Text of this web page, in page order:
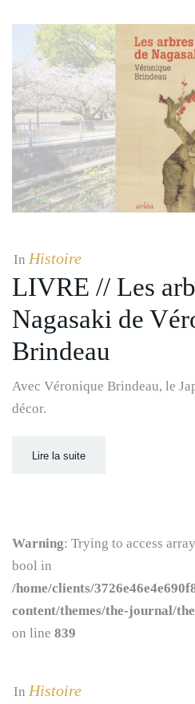
In Histoire
LIVRE // Les
Nagasaki de
Brindeau
Avec Véronique Brindeau, le
décor.
Lire la suite
Warning: Trying to access
bool in
/home/clients/
content/themes/the-journal/
on line 839
In Histoire